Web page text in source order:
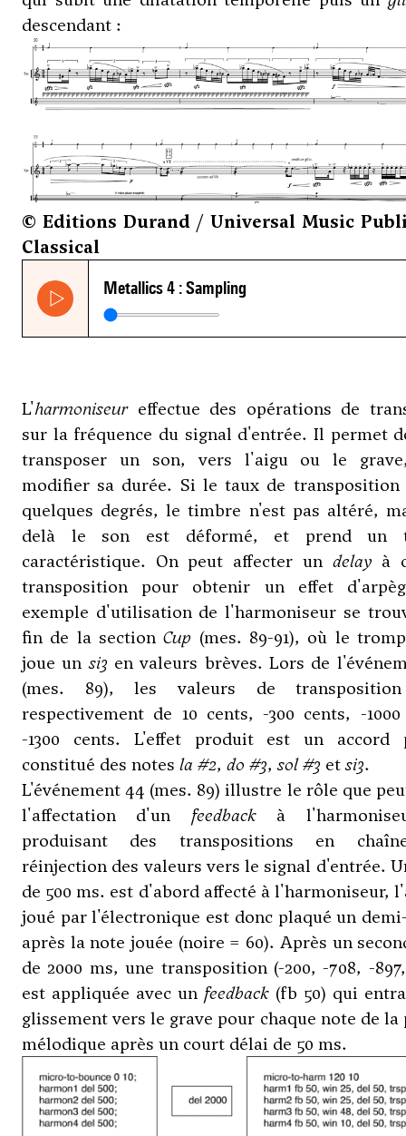
descendant :
© Editions Durand / Universal Music
Classical
L'harmoniseureffectue des opérations de
sur la fréquence du signal d'entrée. Il permet
transposer un son, vers l'aigu ou le
modifier sa durée. Si le taux de transposition
quelques degrés, le timbre n'est pas altéré,
delà le son est déformé, et prend un
caractéristique. On peut affecter un delay à
transposition pour obtenir un effet
exemple d'utilisation de l'harmoniseur se
fin de la sectionCup (mes. 89-91), où le
joue unsi3 en valeurs brèves. Lors de
(mes. 89), les valeurs de
respectivement de 10 cents, -300 cents, -
-1300 cents. L'effet produit est un accord
constitué des notes la #2, do #3,sol #3 etsi3.
L'événement 44 (mes. 89) illustre le rôle que
l'affectation d'un feedbackà
produisant des transpositions en
réinjection des valeurs vers le signal d'entrée.
de 500 ms. est d'abord affecté à l'harmoniseur,
joué par l'électronique est donc plaqué un
après la note jouée (noire = 60). Après un
de 2000 ms, une transposition (-200, -708, -897,
est appliquée avec un feedback (fb 50) qui
glissement vers le grave pour chaque note de la
mélodique après un court délai de 50 ms.